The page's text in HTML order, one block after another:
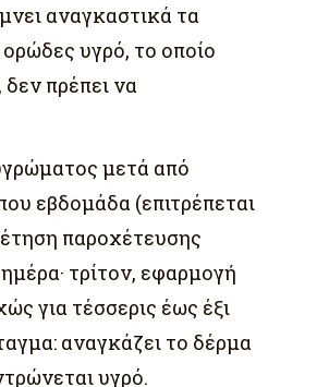
αναγκαστικά τα
υγρό, το οποίο
πρέπει να
μετά από
εβδομάδα (επιτρέπεται
παροχέτευσης
τρίτον, εφαρμογή
για τέσσερις έως έξι
αναγκάζει το δέρμα
υγρό.